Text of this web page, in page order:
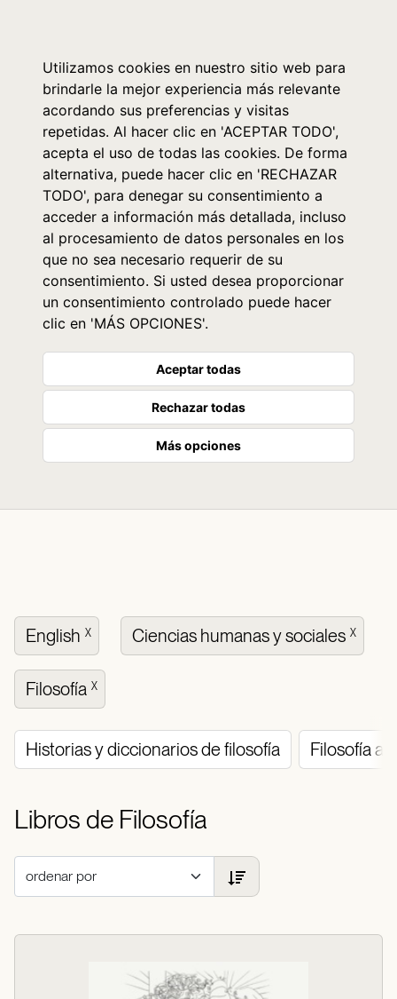
Utilizamos cookies en nuestro sitio web para
brindarle la mejor experiencia más relevante
acordando sus preferencias y visitas
repetidas. Al hacer clic en 'ACEPTAR TODO',
acepta el uso de todas las cookies. De forma
alternativa, puede hacer clic en 'RECHAZAR
TODO', para denegar su consentimiento a
acceder a información más detallada, incluso
al procesamiento de datos personales en los
que no sea necesario requerir de su
consentimiento. Si usted desea proporcionar
un consentimiento controlado puede hacer
clic en 'MÁS OPCIONES'.
Aceptar todas
Rechazar todas
Más opciones
English X Ciencias humanas y sociales X
Filosofía X
Historias y diccionarios de filosofía Filosofía
Libros de Filosofía